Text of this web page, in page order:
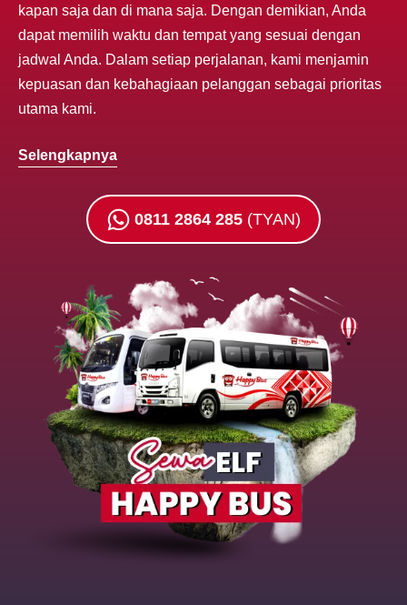
kapan saja dan di mana saja. Dengan demikian, Anda
dapat memilih waktu dan tempat yang sesuai dengan
jadwal Anda. Dalam setiap perjalanan, kami menjamin
kepuasan dan kebahagiaan pelanggan sebagai prioritas
utama kami.
Selengkapnya
0811 2864 285 (TYAN)